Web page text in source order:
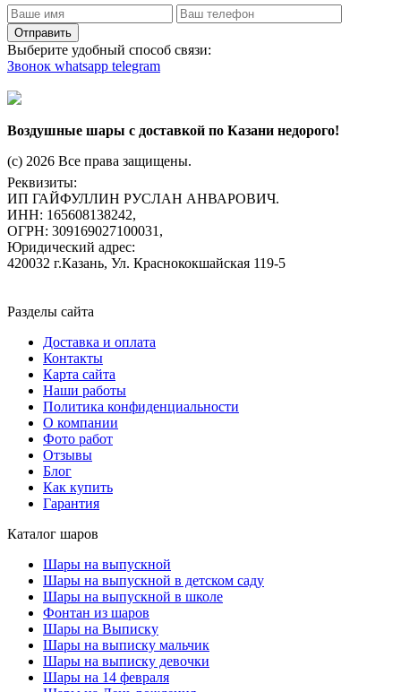
Отправить
Выберите удобный способ связи:
Звонок whatsapp telegram
Воздушные шары с доставкой по Казани недорого!
(c) 2026 Все права защищены.
Реквизиты:
ИП ГАЙФУЛЛИН РУСЛАН АНВАРОВИЧ.
ИНН: 165608138242,
ОГРН: 309169027100031,
Юридический адрес:
420032 г.Казань, Ул. Краснококшайская 119-5
Разделы сайта
Доставка и оплата
Контакты
Карта сайта
Наши работы
Политика конфиденциальности
О компании
Фото работ
Отзывы
Блог
Как купить
Гарантия
Каталог шаров
Шары на выпускной
Шары на выпускной в детском саду
Шары на выпускной в школе
Фонтан из шаров
Шары на Выписку
Шары на выписку мальчик
Шары на выписку девочки
Шары на 14 февраля